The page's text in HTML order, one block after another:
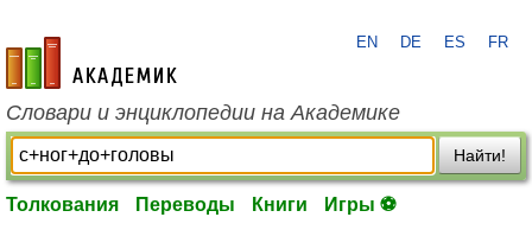
academic.ru
EN DE ES FR
Словари и энциклопедии на Академике
Найти!
Толкования Переводы Книги Игры ⚽